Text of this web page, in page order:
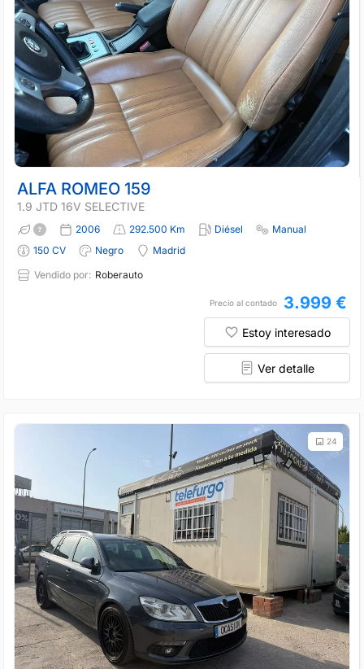
ALFA ROMEO 159
1.9 JTD 16V SELECTIVE
2006 292.500 Km Diésel
Manual
150 CV
Negro
Madrid
Vendido por: Roberauto
Precio al contado 3.999 €
Estoy interesado
Ver detalle
24